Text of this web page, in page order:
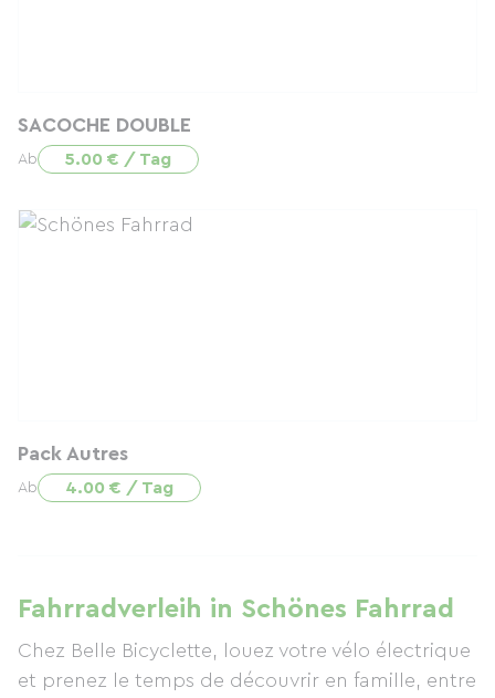
SACOCHE DOUBLE
Ab 5.00 € / Tag
Pack Autres
Ab 4.00 € / Tag
Fahrradverleih in Schönes Fahrrad
Chez Belle Bicyclette, louez votre vélo électrique
et prenez le temps de découvrir en famille, entre